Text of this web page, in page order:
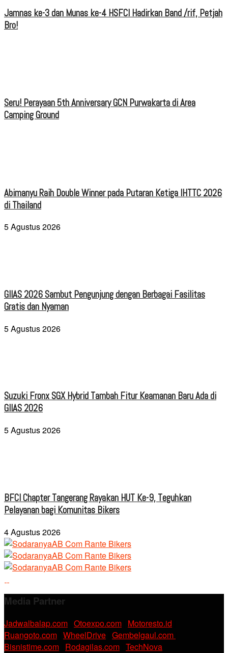
Jamnas ke-3 dan Munas ke-4 HSFCI Hadirkan Band /rif, Petjah
Bro!
Seru! Perayaan 5th Anniversary GCN Purwakarta di Area
Camping Ground
Abimanyu Raih Double Winner pada Putaran Ketiga IHTTC 2026
di Thailand
5 Agustus 2026
GIIAS 2026 Sambut Pengunjung dengan Berbagai Fasilitas
Gratis dan Nyaman
5 Agustus 2026
Suzuki Fronx SGX Hybrid Tambah Fitur Keamanan Baru Ada di
GIIAS 2026
5 Agustus 2026
BFCI Chapter Tangerang Rayakan HUT Ke-9, Teguhkan
Pelayanan bagi Komunitas Bikers
4 Agustus 2026
Media Partner
Jadwalbalap.com Otoexpo.com Motoresto.id
Ruangoto.com WheelDrive Gembelgaul.com
Bisnistime.com Rodagilas.com TechNova